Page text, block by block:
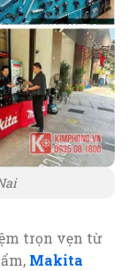
trọn vẹn từ
Makita